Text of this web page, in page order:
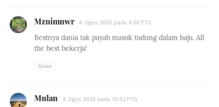
Mznimnwr 4 Ogos 2025 pada 4:50 PTG
Bestnya dania tak payah masuk tudung dalam baju. All
the best bekerja!
Balas
Mulan 4 Ogos 2025 pada 10:42 PTG